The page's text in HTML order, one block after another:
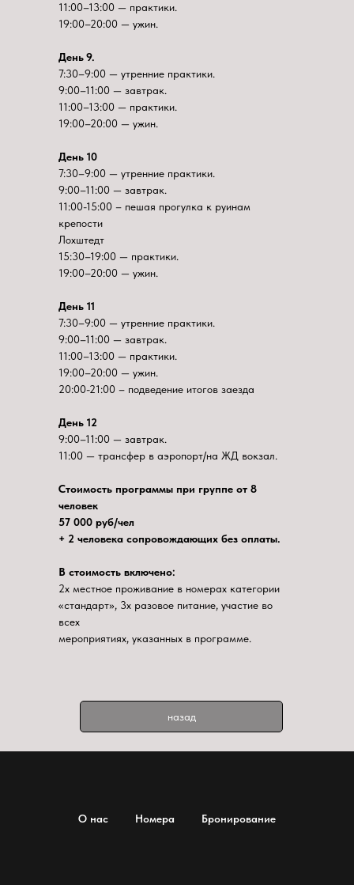
11:00–13:00 — практики.
19:00–20:00 — ужин.
День 9.
7:30–9:00 — утренние практики.
9:00–11:00 — завтрак.
11:00–13:00 — практики.
19:00–20:00 — ужин.
День 10
7:30–9:00 — утренние практики.
9:00–11:00 — завтрак.
11:00-15:00 – пешая прогулка к руинам
крепости
Лохштедт
15:30–19:00 — практики.
19:00–20:00 — ужин.
День 11
7:30–9:00 — утренние практики.
9:00–11:00 — завтрак.
11:00–13:00 — практики.
19:00–20:00 — ужин.
20:00-21:00 – подведение итогов заезда
День 12
9:00–11:00 — завтрак.
11:00 — трансфер в аэропорт/на ЖД вокзал.
Стоимость программы при группе от 8
человек
57 000 руб/чел
+ 2 человека сопровождающих без оплаты.
В стоимость включено:
2х местное проживание в номерах категории
«стандарт», 3х разовое питание, участие во
всех
мероприятиях, указанных в программе.
назад
О нас Номера Бронирование